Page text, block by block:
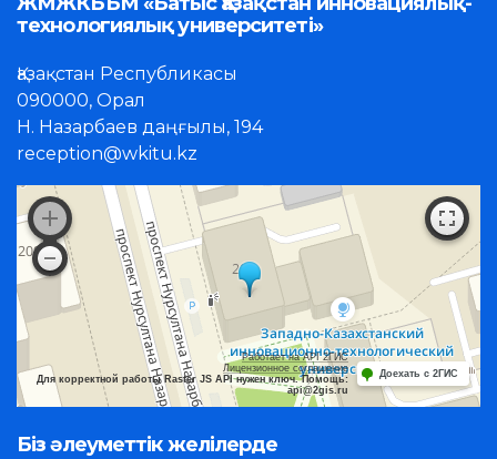
технологиялық университеті»
Қазақстан Республикасы
090000, Орал
Н. Назарбаев даңғылы, 194
reception@wkitu.kz
Работает на API 2ГИС
Лицензионное соглашение
Для корректной работы Raster JS API нужен ключ. Помощь:
api@2gis.ru
Доехать с 2ГИС
Біз әлеуметтік желілерде